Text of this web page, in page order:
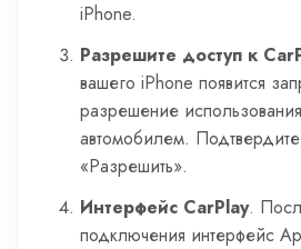
iPhone.
Разрешите доступ к
вашего iPhone появится
разрешение
автомобилем.
«Разрешить».
Интерфейс CarPlay.
подключения интерфейс